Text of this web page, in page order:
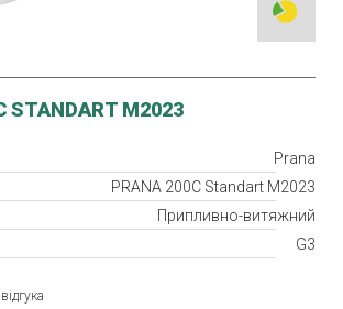
STANDART M2023
Prana
PRANA 200C Standart M2023
Припливно-витяжний
G3